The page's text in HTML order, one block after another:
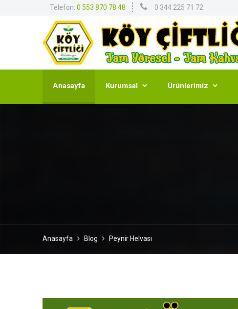
Telefon: 0 553 870 78 48 0 344 225 71 72
Anasayfa Kurumsal  Ürünlerimiz 
Anasayfa Blog Peynir Helvası